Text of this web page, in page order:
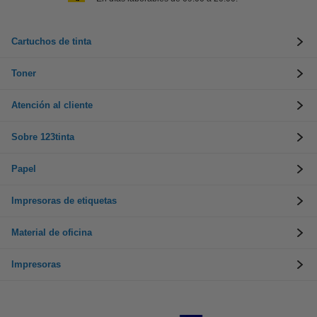
Cartuchos de tinta
Toner
Atención al cliente
Sobre 123tinta
Papel
Impresoras de etiquetas
Material de oficina
Impresoras